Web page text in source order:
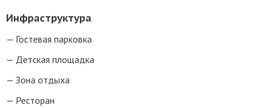
Инфраструктура
Гостевая парковка
Детская площадка
Зона отдыха
Ресторан